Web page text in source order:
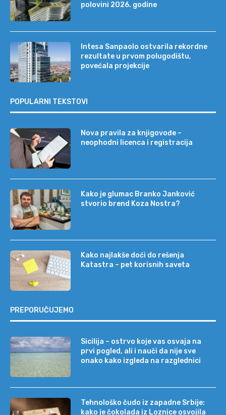
polovini 2026. godine
Intesa Sanpaolo ostvarila rekordne
rezultate u prvom polugodištu,
povećala projekcije
POPULARNI TEKSTOVI
Nova pravila za knjigovođe –
neophodni licenca i registracija
Kako je glumac Branko Janković
stvorio brend Koza Nostra?
Kako najlakše doći do rešenja
Katastra – pet korisnih saveta
PREPORUČUJEMO
Sicilija – ostrvo koje vas osvaja na
prvi pogled, ali i nauči da nije sve
onako kako izgleda na razglednici
Tehnološko čudo iz zapadne Srbije:
kako je čokolada iz Loznice osvojila